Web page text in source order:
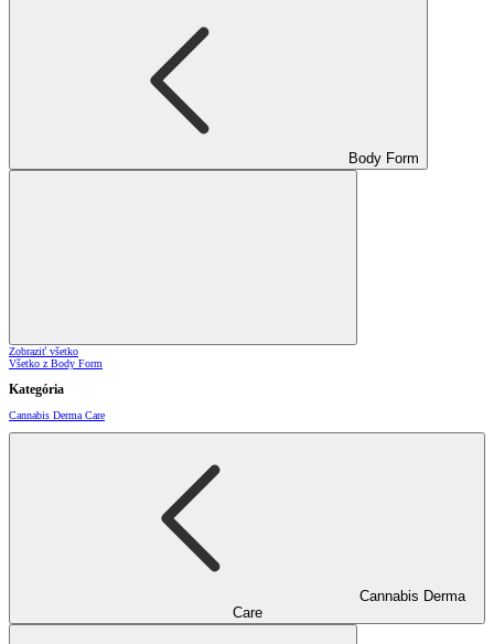
Body Form
Zobraziť všetko
Všetko z Body Form
Kategória
Cannabis Derma Care
Cannabis Derma
Care